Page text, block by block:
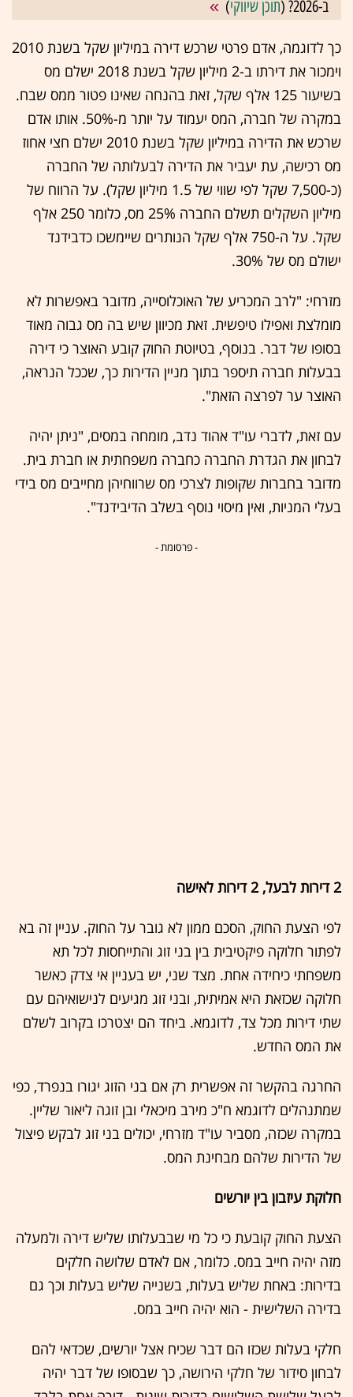
ב-2026? ( תוכן שיווקי)
כך לדוגמה, אדם פרטי שרכש דירה במיליון שקל בשנת 2010
וימכור את דירתו ב-2 מיליון שקל בשנת 2018 ישלם מס
בשיעור 125 אלף שקל, זאת בהנחה שאינו פטור ממס שבח.
במקרה של חברה, המס יעמוד על יותר מ-50%. אותו אדם
שרכש את הדירה במיליון שקל בשנת 2010 ישלם חצי אחוז
מס רכישה, עת יעביר את הדירה לבעלותה של החברה
(כ-7,500 שקל לפי שווי של 1.5 מיליון שקל). על הרווח של
מיליון השקלים תשלם החברה 25% מס, כלומר 250 אלף
שקל. על ה-750 אלף שקל הנותרים שיימשכו כדבידנד
ישולם מס של 30%.
מזרחי: "לרב המכריע של האוכלוסייה, מדובר באפשרות לא
מומלצת ואפילו טיפשית. זאת מכיוון שיש בה מס גבוה מאוד
בסופו של דבר. בנוסף, בטיוטת החוק קובע האוצר כי דירה
בבעלות חברה תיספר בתוך מניין הדירות כך, שככל הנראה,
האוצר ער לפרצה הזאת".
עם זאת, לדברי עו"ד אהוד נדב, מומחה במסים, "ניתן יהיה
לבחון את הגדרת החברה כחברה משפחתית או חברת בית.
מדובר בחברות שקופות לצרכי מס שרווחיהן מחייבים מס בידי
בעלי המניות, ואין מיסוי נוסף בשלב הדיבידנד".
- פרסומת -
2 דירות לבעל, 2 דירות לאישה
לפי הצעת החוק, הסכם ממון לא גובר על החוק. עניין זה בא
לפתור חלוקה פיקטיבית בין בני זוג והתייחסות לכל תא
משפחתי כיחידה אחת. מצד שני, יש בעניין אי צדק כאשר
חלוקה שכזאת היא אמיתית, ובני זוג מגיעים לנישואיהם עם
שתי דירות מכל צד, לדוגמא. ביחד הם יצטרכו בקרוב לשלם
את המס החדש.
החרגה בהקשר זה אפשרית רק אם בני הזוג יגורו בנפרד, כפי
שמתנהלים לדוגמא ח"כ מירב מיכאלי ובן זוגה ליאור שליין.
במקרה שכזה, מסביר עו"ד מזרחי, יכולים בני זוג לבקש פיצול
של הדירות שלהם מבחינת המס.
חלוקת עיזבון בין יורשים
הצעת החוק קובעת כי כל מי שבבעלותו שליש דירה ולמעלה
מזה יהיה חייב במס. כלומר, אם לאדם שלושה חלקים
בדירות: באחת שליש בעלות, בשנייה שליש בעלות וכך גם
בדירה השלישית - הוא יהיה חייב במס.
חלקי בעלות שכזו הם דבר שכיח אצל יורשים, שכדאי להם
לבחון סידור של חלקי הירושה, כך שבסופו של דבר יהיה